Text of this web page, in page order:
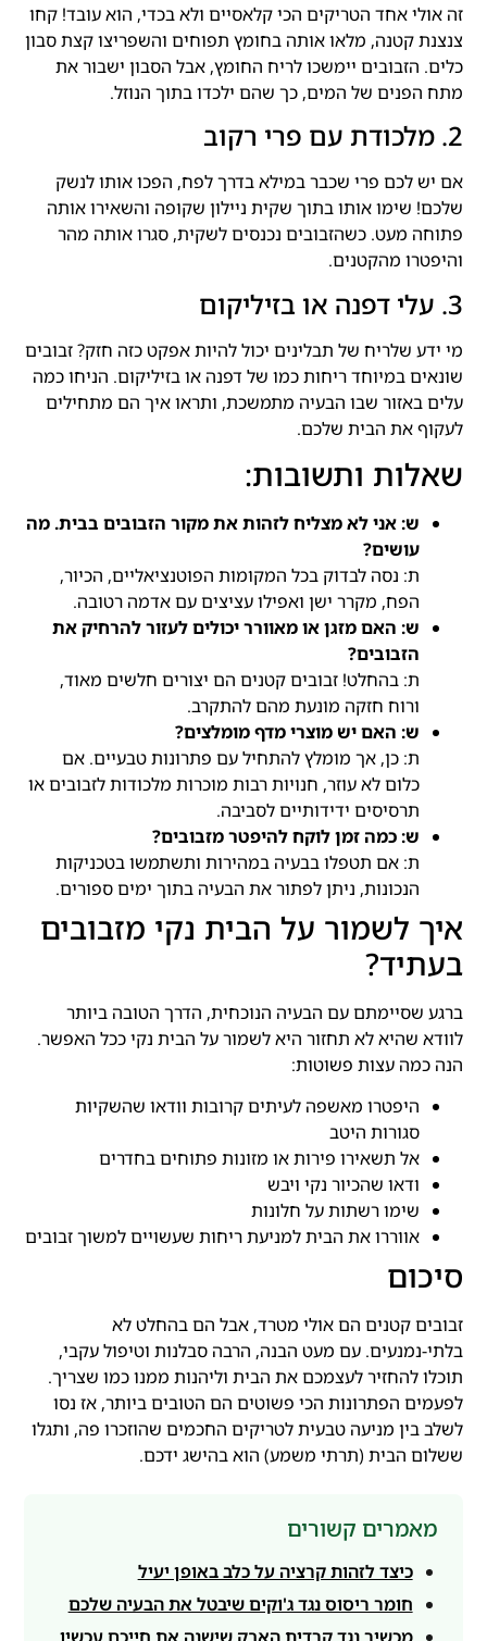
זה אולי אחד הטריקים הכי קלאסיים ולא בכדי, הוא עובד! קחו
צנצנת קטנה, מלאו אותה בחומץ תפוחים והשפריצו קצת סבון
כלים. הזבובים יימשכו לריח החומץ, אבל הסבון ישבור את
מתח הפנים של המים, כך שהם ילכדו בתוך הנוזל.
2. מלכודת עם פרי רקוב
אם יש לכם פרי שכבר במילא בדרך לפח, הפכו אותו לנשק
שלכם! שימו אותו בתוך שקית ניילון שקופה והשאירו אותה
פתוחה מעט. כשהזבובים נכנסים לשקית, סגרו אותה מהר
והיפטרו מהקטנים.
3. עלי דפנה או בזיליקום
מי ידע שלריח של תבלינים יכול להיות אפקט כזה חזק? זבובים
שונאים במיוחד ריחות כמו של דפנה או בזיליקום. הניחו כמה
עלים באזור שבו הבעיה מתמשכת, ותראו איך הם מתחילים
לעקוף את הבית שלכם.
שאלות ותשובות:
ש: אני לא מצליח לזהות את מקור הזבובים בבית. מה
עושים?
ת: נסה לבדוק בכל המקומות הפוטנציאליים, הכיור,
הפח, מקרר ישן ואפילו עציצים עם אדמה רטובה.
ש: האם מזגן או מאוורר יכולים לעזור להרחיק את
הזבובים?
ת: בהחלט! זבובים קטנים הם יצורים חלשים מאוד,
ורוח חזקה מונעת מהם להתקרב.
ש: האם יש מוצרי מדף מומלצים?
ת: כן, אך מומלץ להתחיל עם פתרונות טבעיים. אם
כלום לא עוזר, חנויות רבות מוכרות מלכודות לזבובים או
תרסיסים ידידותיים לסביבה.
ש: כמה זמן לוקח להיפטר מזבובים?
ת: אם תטפלו בבעיה במהירות ותשתמשו בטכניקות
הנכונות, ניתן לפתור את הבעיה בתוך ימים ספורים.
איך לשמור על הבית נקי מזבובים
בעתיד?
ברגע שסיימתם עם הבעיה הנוכחית, הדרך הטובה ביותר
לוודא שהיא לא תחזור היא לשמור על הבית נקי ככל האפשר.
הנה כמה עצות פשוטות:
היפטרו מאשפה לעיתים קרובות וודאו שהשקיות
סגורות היטב
אל תשאירו פירות או מזונות פתוחים בחדרים
ודאו שהכיור נקי ויבש
שימו רשתות על חלונות
אווררו את הבית למניעת ריחות שעשויים למשוך זבובים
סיכום
זבובים קטנים הם אולי מטרד, אבל הם בהחלט לא
בלתי-נמנעים. עם מעט הבנה, הרבה סבלנות וטיפול עקבי,
תוכלו להחזיר לעצמכם את הבית וליהנות ממנו כמו שצריך.
לפעמים הפתרונות הכי פשוטים הם הטובים ביותר, אז נסו
לשלב בין מניעה טבעית לטריקים החכמים שהוזכרו פה, ותגלו
ששלום הבית (תרתי משמע) הוא בהישג ידכם.
מאמרים קשורים
כיצד לזהות קרציה על כלב באופן יעיל
חומר ריסוס נגד ג'וקים שיבטל את הבעיה שלכם